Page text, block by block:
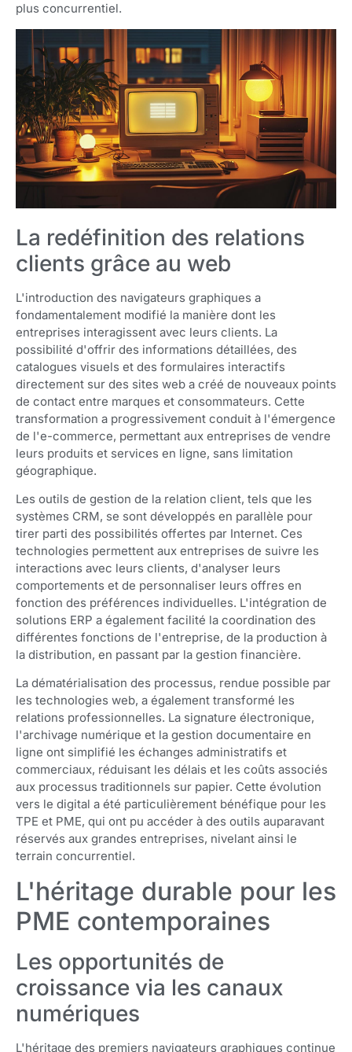
plus concurrentiel.
La redéfinition des relations
clients grâce au web
L'introduction des navigateurs graphiques a
fondamentalement modifié la manière dont les
entreprises interagissent avec leurs clients. La
possibilité d'offrir des informations détaillées, des
catalogues visuels et des formulaires interactifs
directement sur des sites web a créé de nouveaux points
de contact entre marques et consommateurs. Cette
transformation a progressivement conduit à l'émergence
de l'e-commerce, permettant aux entreprises de vendre
leurs produits et services en ligne, sans limitation
géographique.
Les outils de gestion de la relation client, tels que les
systèmes CRM, se sont développés en parallèle pour
tirer parti des possibilités offertes par Internet. Ces
technologies permettent aux entreprises de suivre les
interactions avec leurs clients, d'analyser leurs
comportements et de personnaliser leurs offres en
fonction des préférences individuelles. L'intégration de
solutions ERP a également facilité la coordination des
différentes fonctions de l'entreprise, de la production à
la distribution, en passant par la gestion financière.
La dématérialisation des processus, rendue possible par
les technologies web, a également transformé les
relations professionnelles. La signature électronique,
l'archivage numérique et la gestion documentaire en
ligne ont simplifié les échanges administratifs et
commerciaux, réduisant les délais et les coûts associés
aux processus traditionnels sur papier. Cette évolution
vers le digital a été particulièrement bénéfique pour les
TPE et PME, qui ont pu accéder à des outils auparavant
réservés aux grandes entreprises, nivelant ainsi le
terrain concurrentiel.
L'héritage durable pour les
PME contemporaines
Les opportunités de
croissance via les canaux
numériques
L'héritage des premiers navigateurs graphiques continue